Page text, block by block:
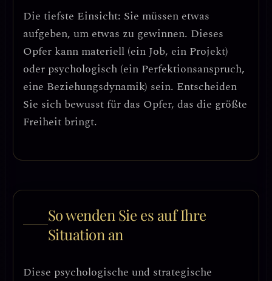
Die tiefste Einsicht: Sie müssen etwas
aufgeben, um etwas zu gewinnen. Dieses
Opfer kann materiell (ein Job, ein Projekt)
oder psychologisch (ein Perfektionsanspruch,
eine Beziehungsdynamik) sein. Entscheiden
Sie sich bewusst für das Opfer, das die größte
Freiheit bringt.
So wenden Sie es auf Ihre
Situation an
Diese psychologische und strategische